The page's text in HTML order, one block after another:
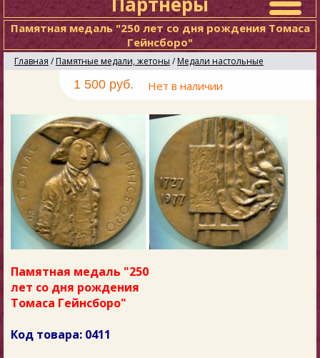
Памятная медаль "250 лет со дня рождения Томаса
Гейнсборо"
Главная / Памятные медали, жетоны / Медали настольные
1 500 руб. Нет в наличии
Памятная медаль "250
лет со дня рождения
Томаса Гейнсборо"
Код товара: 0411